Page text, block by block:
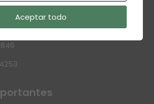
Aceptar todo